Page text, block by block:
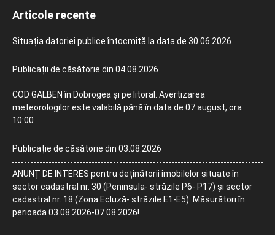
Articole recente
Situația datoriei publice întocmită la data de 30.06.2026
Publicații de căsătorie din 04.08.2026
COD GALBEN în Dobrogea și pe litoral. Avertizarea
meteorologilor este valabilă până în data de 07 august, ora
10:00
Publicație de căsătorie din 03.08.2026
ANUNȚ DE INTERES pentru deținătorii imobilelor situate în
sector cadastral nr. 30 (Peninsula- străzile P6- P17) și sector
cadastral nr. 18 (Zona Ecluză- străzile E1-E5). Măsurători în
perioada 03.08.2026-07.08.2026!